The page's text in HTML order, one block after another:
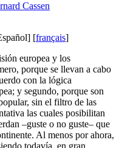
Cassen
[français]
europea y los
porque se llevan a cabo
con la lógica
y segundo, porque son
sin el filtro de las
las cuales posibilitan
–guste o no guste– que
Al menos por ahora,
todavía, en gran